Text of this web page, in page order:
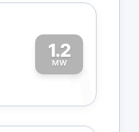
1.2
MW1